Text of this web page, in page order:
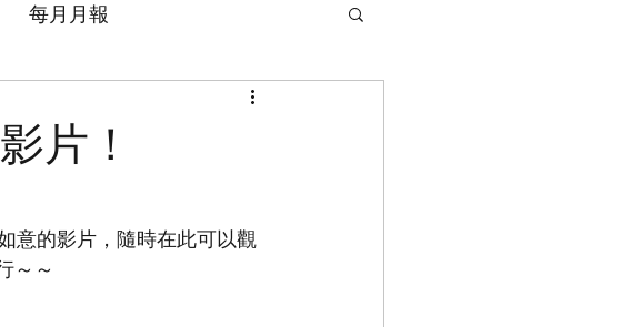
每月月報
片！
意的影片，隨時在此可以觀
～～